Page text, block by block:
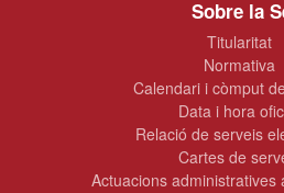
Sobre la
Titularitat
Normativa
Calendari i còmput
Data i hora
Relació de serveis
Cartes de
Actuacions administratives